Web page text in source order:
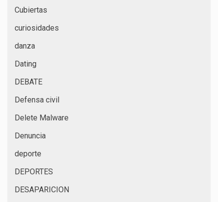
Cubiertas
curiosidades
danza
Dating
DEBATE
Defensa civil
Delete Malware
Denuncia
deporte
DEPORTES
DESAPARICION